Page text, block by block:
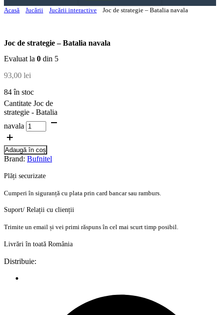
Acasă
Jucării Jucării interactive Joc de strategie – Batalia navala
Joc de strategie – Batalia navala
Evaluat la 0 din 5
93,00 lei
84 în stoc
Cantitate Joc de
strategie - Batalia
navala
Adaugă în coș
Brand: Bufnitel
Plăți securizate
Cumperi în siguranță cu plata prin card bancar sau ramburs.
Suport/ Relații cu clienții
Trimite un email și vei primi răspuns în cel mai scurt timp posibil.
Livrări în toată România
Distribuie: